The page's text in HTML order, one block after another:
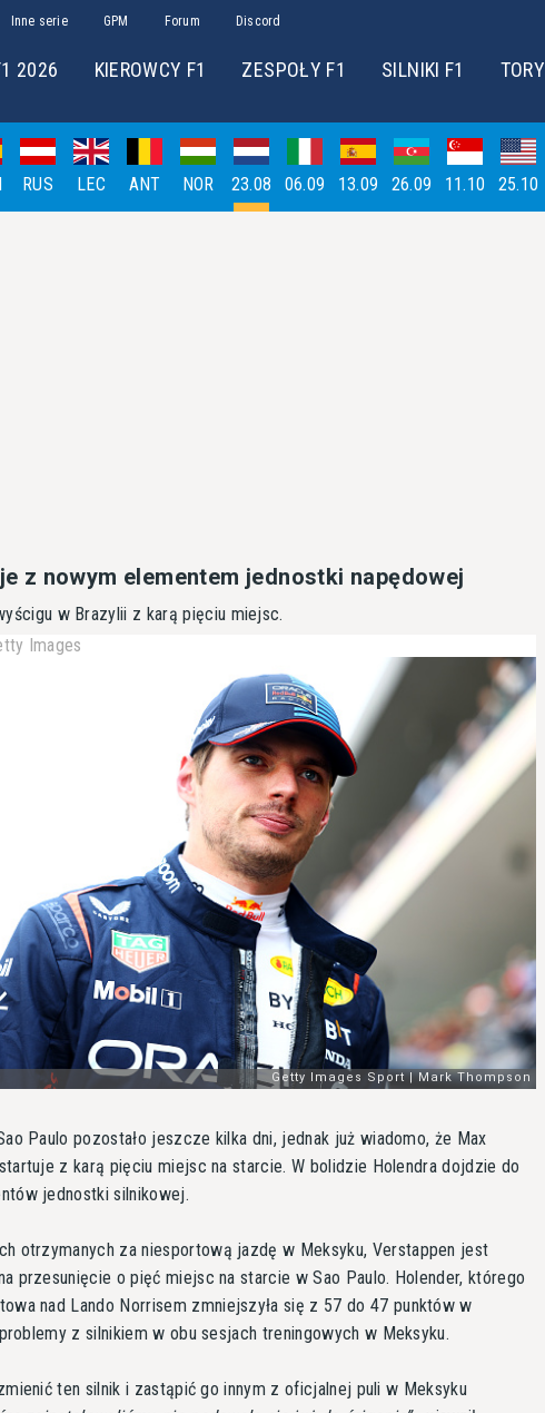
Inne serie GPM Forum Discord
2026 KIEROWCY F1 ZESPOŁY F1 SILNIKI F1 TORY
RUS LEC ANT NOR 23.08 06.09 13.09 26.09 11.10 25.10
z nowym elementem jednostki napędowej
w Brazylii z karą pięciu miejsc.
Images
Paulo pozostało jeszcze kilka dni, jednak już wiadomo, że Max
z karą pięciu miejsc na starcie. W bolidzie Holendra dojdzie do
jednostki silnikowej.
otrzymanych za niesportową jazdę w Meksyku, Verstappen jest
przesunięcie o pięć miejsc na starcie w Sao Paulo. Holender, którego
nad Lando Norrisem zmniejszyła się z 57 do 47 punktów w
z silnikiem w obu sesjach treningowych w Meksyku.
ten silnik i zastąpić go innym z oficjalnej puli w Meksyku